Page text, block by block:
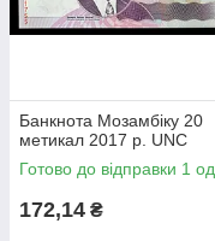
Банкнота Мозамбіку 20
метикал 2017 р. UNC
Готово до відправки 1 од.
172,14 ₴